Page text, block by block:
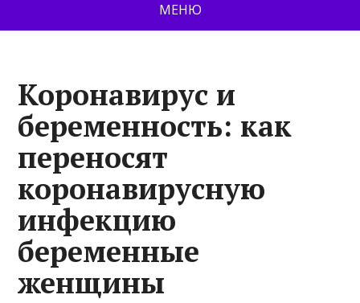
МЕНЮ
Коронавирус и
беременность: как
переносят
коронавирусную
инфекцию
беременные
женщины